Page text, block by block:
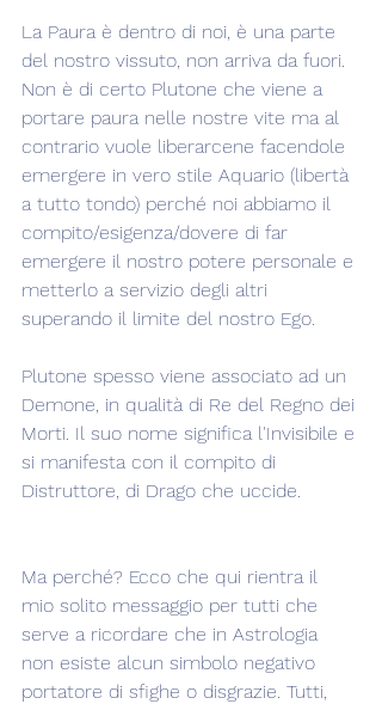
La Paura è dentro di noi, è una parte
del nostro vissuto, non arriva da fuori.
Non è di certo Plutone che viene a
portare paura nelle nostre vite ma al
contrario vuole liberarcene facendole
emergere in vero stile Aquario (libertà
a tutto tondo) perché noi abbiamo il
compito/esigenza/dovere di far
emergere il nostro potere personale e
metterlo a servizio degli altri
superando il limite del nostro Ego.
Plutone spesso viene associato ad un
Demone, in qualità di Re del Regno dei
Morti. Il suo nome significa l'Invisibile e
si manifesta con il compito di
Distruttore, di Drago che uccide.
Ma perché? Ecco che qui rientra il
mio solito messaggio per tutti che
serve a ricordare che in Astrologia
non esiste alcun simbolo negativo
portatore di sfighe o disgrazie. Tutti,